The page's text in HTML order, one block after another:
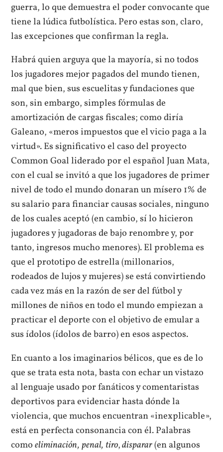
guerra, lo que demuestra el poder convocante que
tiene la lúdica futbolística. Pero estas son, claro,
las excepciones que confirman la regla.
Habrá quien arguya que la mayoría, si no todos
los jugadores mejor pagados del mundo tienen,
mal que bien, sus escuelitas y fundaciones que
son, sin embargo, simples fórmulas de
amortización de cargas fiscales; como diría
Galeano, «meros impuestos que el vicio paga a la
virtud». Es significativo el caso del proyecto
Common Goal liderado por el español Juan Mata,
con el cual se invitó a que los jugadores de primer
nivel de todo el mundo donaran un mísero 1% de
su salario para financiar causas sociales, ninguno
de los cuales aceptó (en cambio, sí lo hicieron
jugadores y jugadoras de bajo renombre y, por
tanto, ingresos mucho menores). El problema es
que el prototipo de estrella (millonarios,
rodeados de lujos y mujeres) se está convirtiendo
cada vez más en la razón de ser del fútbol y
millones de niños en todo el mundo empiezan a
practicar el deporte con el objetivo de emular a
sus ídolos (ídolos de barro) en esos aspectos.
En cuanto a los imaginarios bélicos, que es de lo
que se trata esta nota, basta con echar un vistazo
al lenguaje usado por fanáticos y comentaristas
deportivos para evidenciar hasta dónde la
violencia, que muchos encuentran «inexplicable»,
está en perfecta consonancia con él. Palabras
comoeliminación, penal, tiro,disparar(en algunos